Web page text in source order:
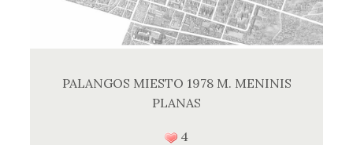
PALANGOS MIESTO 1978 M. MENINIS
PLANAS
4